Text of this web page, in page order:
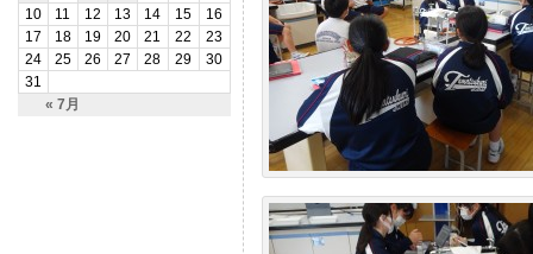
« 7月
10
11 12 13 14 15
16
17
18 19 20 21 22
23
24
25 26 27 28 29
30
31